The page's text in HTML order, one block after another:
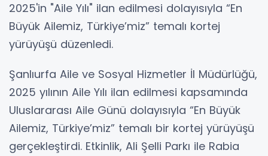
2025'in "Aile Yılı" ilan edilmesi dolayısıyla “En
Büyük Ailemiz, Türkiye’miz” temalı kortej
yürüyüşü düzenledi.
Şanlıurfa Aile ve Sosyal Hizmetler İl Müdürlüğü,
2025 yılının Aile Yılı ilan edilmesi kapsamında
Uluslararası Aile Günü dolayısıyla “En Büyük
Ailemiz, Türkiye’miz” temalı bir kortej yürüyüşü
gerçekleştirdi. Etkinlik, Ali Şelli Parkı ile Rabia